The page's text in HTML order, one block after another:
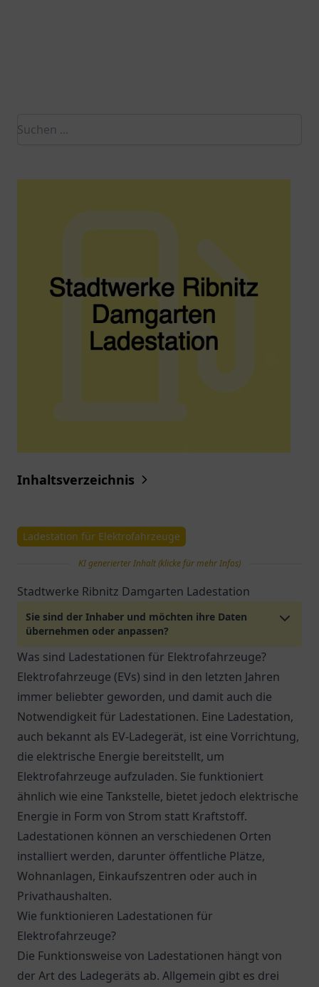
Inhaltsverzeichnis
Ladestation für Elektrofahrzeuge
KI generierter Inhalt (klicke für mehr Infos)
Stadtwerke Ribnitz Damgarten Ladestation
Sie sind der Inhaber und möchten ihre Daten
übernehmen oder anpassen?
Was sind Ladestationen für Elektrofahrzeuge?
Elektrofahrzeuge (EVs) sind in den letzten Jahren
immer beliebter geworden, und damit auch die
Notwendigkeit für Ladestationen. Eine Ladestation,
auch bekannt als EV-Ladegerät, ist eine Vorrichtung,
die elektrische Energie bereitstellt, um
Elektrofahrzeuge aufzuladen. Sie funktioniert
ähnlich wie eine Tankstelle, bietet jedoch elektrische
Energie in Form von Strom statt Kraftstoff.
Ladestationen können an verschiedenen Orten
installiert werden, darunter öffentliche Plätze,
Wohnanlagen, Einkaufszentren oder auch in
Privathaushalten.
Wie funktionieren Ladestationen für
Elektrofahrzeuge?
Die Funktionsweise von Ladestationen hängt von
der Art des Ladegeräts ab. Allgemein gibt es drei